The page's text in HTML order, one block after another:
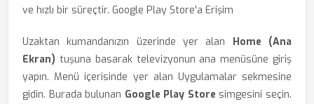
ve hızlı bir süreçtir. Google Play Store'a Erişim
Uzaktan kumandanızın üzerinde yer alan Home (Ana
Ekran) tuşuna basarak televizyonun ana menüsüne giriş
yapın. Menü içerisinde yer alan Uygulamalar sekmesine
gidin. Burada bulunan Google Play Store simgesini seçin.